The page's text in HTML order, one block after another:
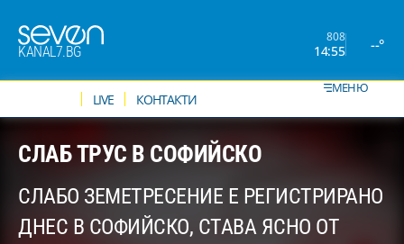
KANAL7.BG
808
14:55 --°
LIVE КОНТАКТИ
МЕНЮ
СЛАБ ТРУС В СОФИЙСКО
СЛАБО ЗЕМЕТРЕСЕНИЕ Е РЕГИСТРИРАНО
ДНЕС В СОФИЙСКО, СТАВА ЯСНО ОТ